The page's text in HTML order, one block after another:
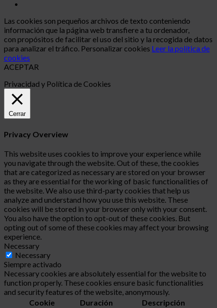
Las cookies son pequeños archivos de texto conteniendo
información que la página web transfiere a tu ordenador,
con propósitos de facilitar el uso del sitio y la recogida de datos
para analizar el tráfico. Personalizar cookies Leer la política de
cookies
ACEPTAR
Privacidad y Política de Cookies
Cerrar
Privacy Overview
This website uses cookies to improve your experience while
you navigate through the website. Out of these, the cookies
that are categorized as necessary are stored on your browser
as they are essential for the working of basic functionalities of
the website. We also use third-party cookies that help us
analyze and understand how you use this website. These
cookies will be stored in your browser only with your consent.
You also have the option to opt-out of these cookies. But
opting out of some of these cookies may affect your browsing
experience.
Necessary
Necessary
Siempre activado
Necessary cookies are absolutely essential for the website to
function properly. These cookies ensure basic functionalities
and security features of the website, anonymously.
Cookie
Duración Descripción